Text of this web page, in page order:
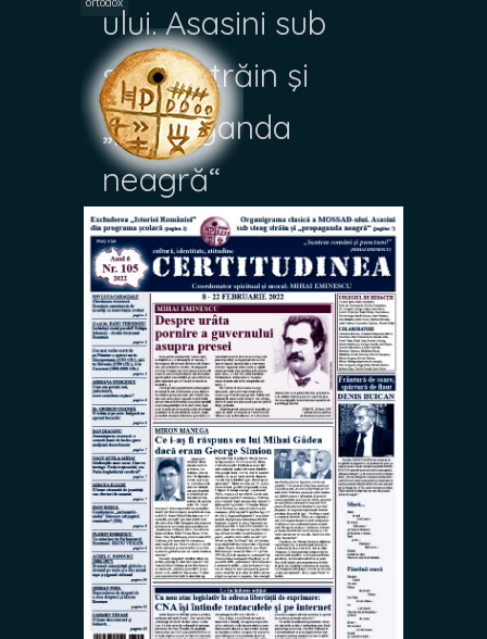
ului. Asasini sub
steag străin şi
„propaganda
neagră“